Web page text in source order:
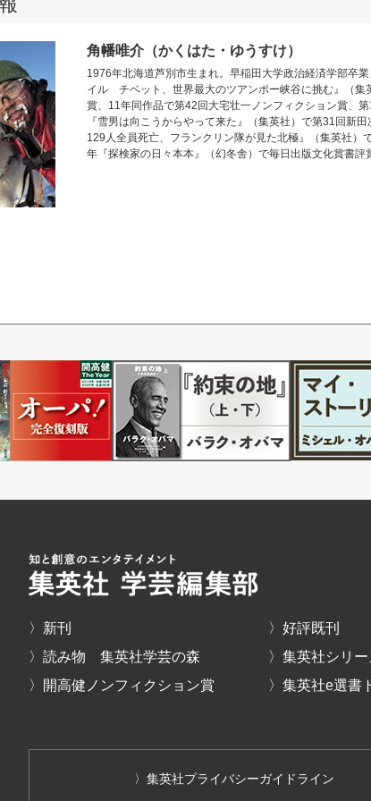
角幡唯介（かくはた・ゆうすけ）
1976年北海道芦別市生まれ。早稲田大学政治経済学部卒
イル チベット、世界最大のツアンポー峡谷に挑む』（集
賞、11年同作品で第42回大宅壮一ノンフィクション賞、
『雪男は向こうからやって来た』（集英社）で第31回新
129人全員死亡、フランクリン隊が見た北極』（集英社）
年『探検家の日々本本』（幻冬舎）で毎日出版文化賞書評
〉新刊
〉読み物 集英社学芸の森
〉開高健ノンフィクション賞
〉好評既刊
〉集英社シリ
〉集英社e選書
〉集英社プライバシーガイドライン